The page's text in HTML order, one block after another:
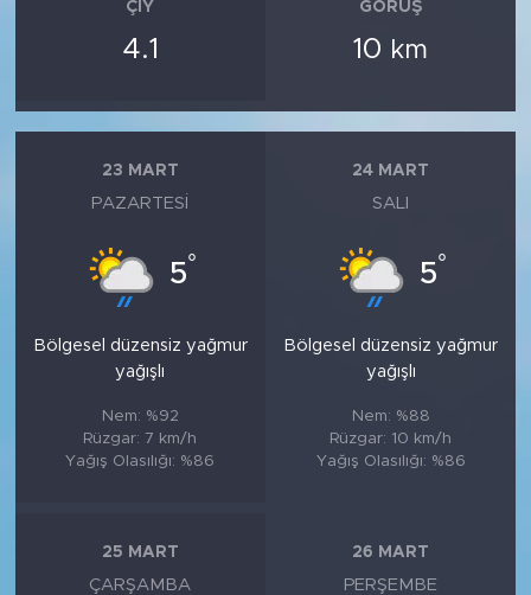
ÇIY
4.1
GÖRÜŞ
10 km
23 MART
PAZARTESI
5°
Bölgesel düzensiz yağmur
yağışlı
Nem: %92
Rüzgar: 7 km/h
Yağış Olasılığı: %86
24 MART
SALI
5°
Bölgesel düzensiz yağmur
yağışlı
Nem: %88
Rüzgar: 10 km/h
Yağış Olasılığı: %86
25 MART
ÇARŞAMBA
26 MART
PERŞEMBE